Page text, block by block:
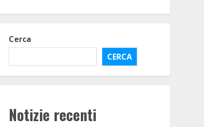
Cerca
CERCA
Notizie recenti